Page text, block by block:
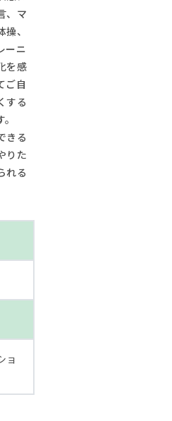
、マ
、
ーニ
を感
ご自
する
きる
りた
れる
ョ